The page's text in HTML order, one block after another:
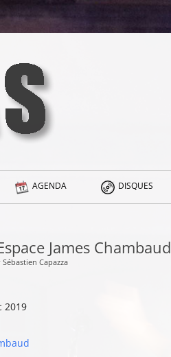
AGENDA DISQUES
James
Capazza
2019